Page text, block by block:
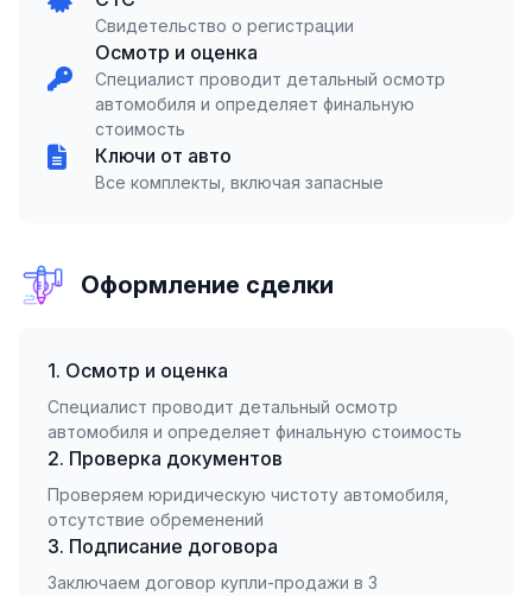
Свидетельство о регистрации
Осмотр и оценка
Специалист проводит детальный осмотр
автомобиля и определяет финальную
стоимость
Ключи от авто
Все комплекты, включая запасные
Оформление сделки
1. Осмотр и оценка
Специалист проводит детальный осмотр
автомобиля и определяет финальную стоимость
2. Проверка документов
Проверяем юридическую чистоту автомобиля,
отсутствие обременений
3. Подписание договора
Заключаем договор купли-продажи в 3